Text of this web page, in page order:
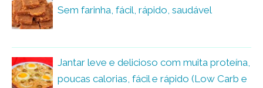
Sem farinha, fácil, rápido, saudável
Jantar leve e delicioso com muita proteína,
poucas calorias, fácil e rápido (Low Carb e